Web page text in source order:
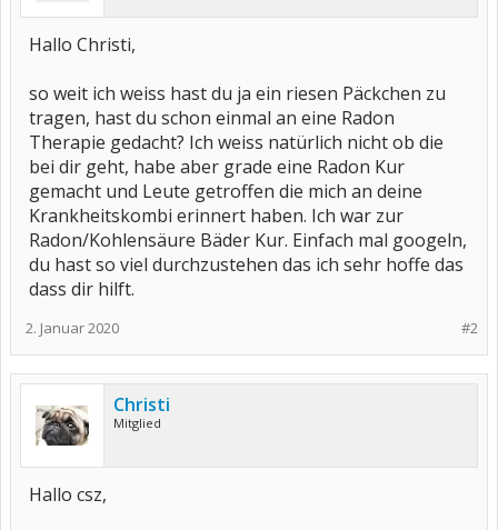
Hallo Christi,
so weit ich weiss hast du ja ein riesen Päckchen zu
tragen, hast du schon einmal an eine Radon
Therapie gedacht? Ich weiss natürlich nicht ob die
bei dir geht, habe aber grade eine Radon Kur
gemacht und Leute getroffen die mich an deine
Krankheitskombi erinnert haben. Ich war zur
Radon/Kohlensäure Bäder Kur. Einfach mal googeln,
du hast so viel durchzustehen das ich sehr hoffe das
dass dir hilft.
#2
2. Januar 2020
Christi
Mitglied
Hallo csz,